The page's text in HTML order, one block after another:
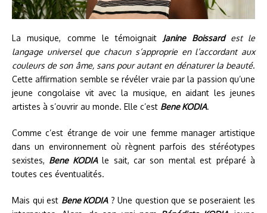
La musique, comme le témoignait Janine Boissard
est le
langage universel que chacun s’approprie en l’accordant aux
couleurs de son âme, sans pour autant en dénaturer la beauté.
Cette affirmation semble se révéler vraie par la passion qu’une
jeune congolaise vit avec la musique, en aidant les jeunes
artistes à s’ouvrir au monde. Elle c’est Bene KODIA.
Comme c’est étrange de voir une femme manager artistique
dans un environnement où règnent parfois des stéréotypes
sexistes, Bene KODIAle sait, car son mental est préparé à
toutes ces éventualités.
Mais qui est Bene KODIA? Une question que se poseraient les